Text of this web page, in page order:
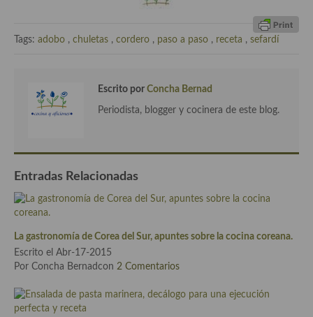
Cocina de Egipto
Cocina Oriental
Cocina Japonesa
Cocina Vietnamita
Cocina camboyana
Cocina Coreana
Cocina HIndú
Cocina China
Tags: adobo , chuletas , cordero , paso a paso , receta , sefardí
Escrito por Concha Bernad
Periodista, blogger y cocinera de este blog.
Entradas Relacionadas
La gastronomía de Corea del Sur, apuntes sobre la cocina coreana.
Escrito el Abr-17-2015
Por Concha Bernadcon 2 Comentarios